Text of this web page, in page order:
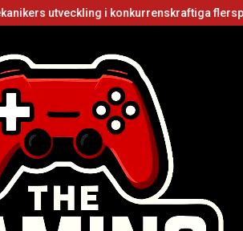
i konkurrenskraftiga